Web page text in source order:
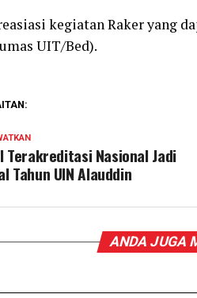
kegiatan Raker yang
UIT/Bed).
Terakreditasi Nasional Jadi
Tahun UIN Alauddin
ANDA JUGA